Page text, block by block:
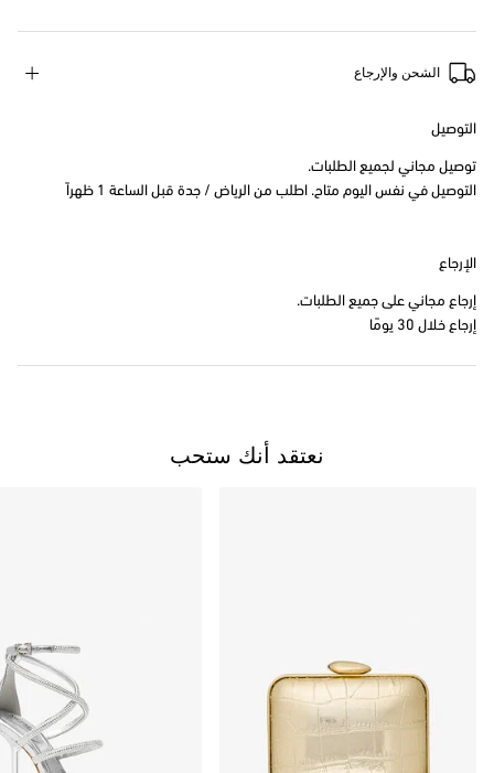
الشحن والإرجاع
التوصيل
توصيل مجاني لجميع الطلبات.
التوصيل في نفس اليوم متاح. اطلب من الرياض / جدة قبل الساعة 1 ظهراً
الإرجاع
إرجاع مجاني على جميع الطلبات.
إرجاع خلال 30 يومًا
نعتقد أنك ستحب